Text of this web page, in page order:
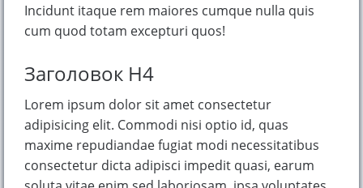
Incidunt itaque rem maiores cumque nulla quis
cum quod totam excepturi quos!
Заголовок H4
Lorem ipsum dolor sit amet consectetur
adipisicing elit. Commodi nisi optio id, quas
maxime repudiandae fugiat modi necessitatibus
consectetur dicta adipisci impedit quasi, earum